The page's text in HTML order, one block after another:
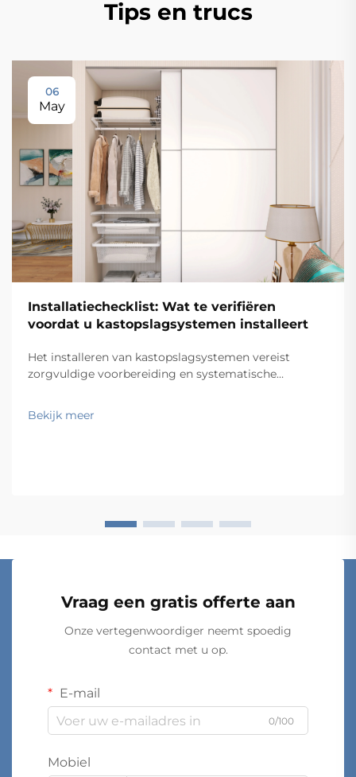
Tips en trucs
06
May
Installatiechecklist: Wat te verifiëren
voordat u kastopslagsystemen installeert
Het installeren van kastopslagsystemen vereist
zorgvuldige voorbereiding en systematische
te garanderen. Professionele aannemers en
facilitymanagers weten dat een succesvolle installatie
Bekijk meer
Vraag een gratis offerte aan
Onze vertegenwoordiger neemt spoedig
contact met u op.
E-mail
0/100
Mobiel